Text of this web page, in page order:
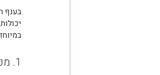
בענף
1. מכונות סגירת מגשים